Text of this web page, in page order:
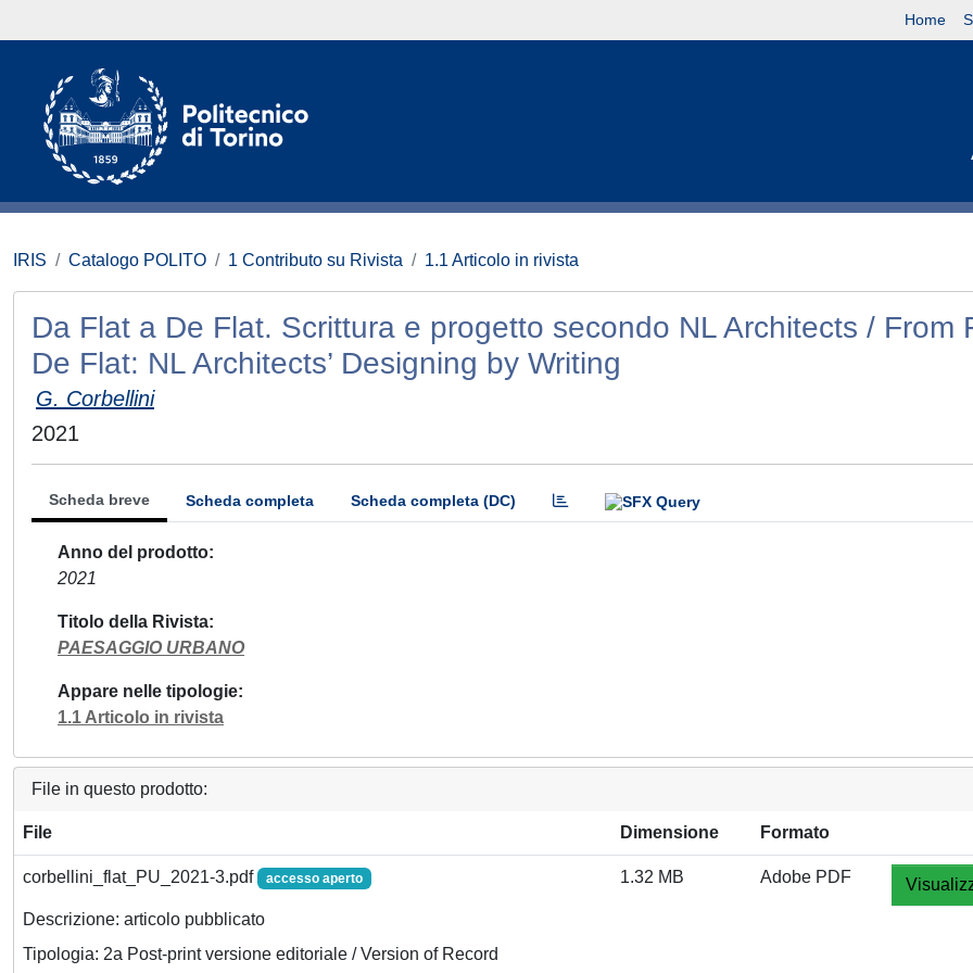
Home
IRIS Catalogo POLITO 1 Contributo su Rivista 1.1 Articolo in rivista
Da Flat a De Flat. Scrittura e progetto secondo NL Architects / From
De Flat: NL Architects’ Designing by Writing
G. Corbellini
2021
Scheda breve Scheda completa Scheda completa (DC)
Anno del prodotto
2021
Titolo della Rivista
PAESAGGIO URBANO
Appare nelle tipologie
1.1 Articolo in rivista
File in questo prodotto:
File Dimensione Formato
corbellini_flat_PU_2021-3.pdf accesso aperto
Descrizione: articolo pubblicato
Tipologia: 2a Post-print versione editoriale / Version of Record
1.32 MB Adobe PDF